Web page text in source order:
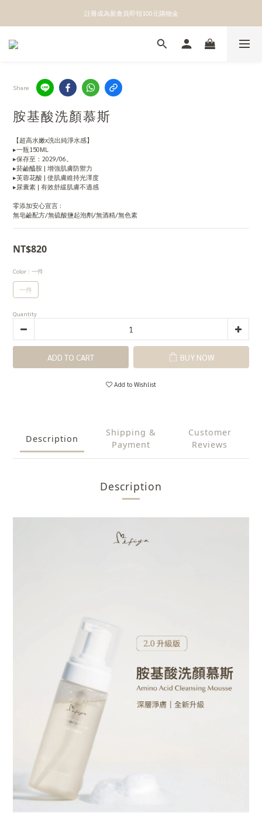
👉點我立即綁定官方LINE獲得第一手優惠資訊
註冊成為新會員即領100元購物金
👉點我立即綁定官方LINE獲得第一手優惠資訊
Share
胺基酸洗顏慕斯
【超高水嫩x洗出純淨水感】
▸一瓶150ML
▸保存至：2029/06。
▸菸鹼醯胺 | 增強肌膚防禦力
▸芙蓉花酸 | 使肌膚維持光澤度
▸尿囊素 | 有效舒緩肌膚不適感
零添加安心宣言 :
無皂鹼配方/無硫酸鹽起泡劑/無酒精/無色素
NT$820
Color : 一件
一件
Quantity
ADD TO CART BUY NOW
Add to Wishlist
Description
Shipping &
Payment
Customer
Reviews
Description